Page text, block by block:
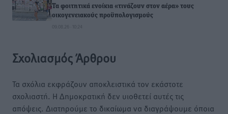
Τα φοιτητικά ενοίκια «τινάζουν στον αέρα» τους
οικογενειακούς προϋπολογισμούς
09.08.26 · 10:24
Σχολιασμός Άρθρου
Τα σχόλια εκφράζουν αποκλειστικά τον εκάστοτε
σχολιαστή. Η Δημοκρατική δεν υιοθετεί αυτές τις
απόψεις. Διατηρούμε το δικαίωμα να διαγράψουμε όποια